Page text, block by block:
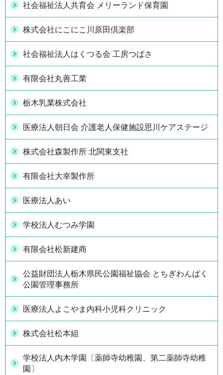
社会福祉法人共育会 メリーランド保育園
株式会社にこにこ川原田倶楽部
社会福祉法人はくつる会 工房つばさ
有限会社丸善工業
栃木乳業株式会社
医療法人朝日会 介護老人保健施設思川ケアステージ
株式会社森製作所 北関東支社
有限会社大幸製作所
医療法人あい
学校法人むつみ学園
有限会社松新建商
公益財団法人栃木県民公園福祉協会 とちぎわんぱく
公園管理事務所
医療法人よこやま内科小児科クリニック
株式会社松本組
学校法人内木学園〔薬師寺幼稚園、第二薬師寺幼稚
園〕